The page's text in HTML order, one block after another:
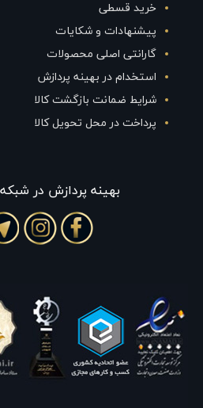
خرید قسطی
پیشنهادات و شکایات
گارانتی اصلی محصولات
استخدام در بهینه پردازش
شرایط ضمانت بازگشت کالا
پرداخت در محل تحویل کالا
بهينه پردازش در